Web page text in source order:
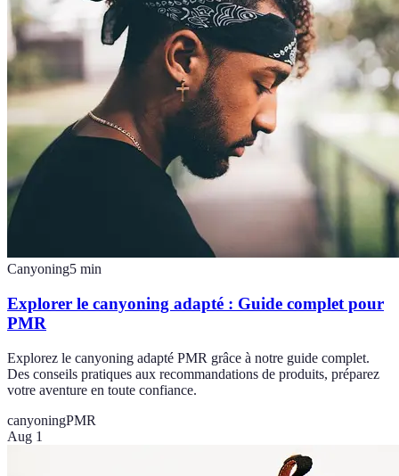
Canyoning5 min
Explorer le canyoning adapté : Guide complet pour
PMR
Explorez le canyoning adapté PMR grâce à notre guide complet.
Des conseils pratiques aux recommandations de produits, préparez
votre aventure en toute confiance.
canyoningPMR
Aug 1